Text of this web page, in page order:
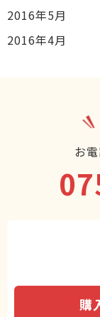
2016年5月
2016年4月
お
購